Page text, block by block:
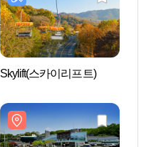
Skylift(스카이리프트)